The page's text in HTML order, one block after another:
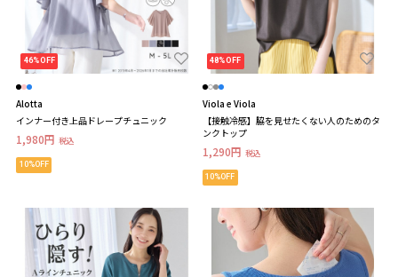
46%OFF
Alotta
インナー付き上品ドレープチュニック
1,980円 税込
10%OFF
48%OFF
Viola e Viola
【接触冷感】脇を見せたくない人のためのタ
ンクトップ
1,290円 税込
10%OFF